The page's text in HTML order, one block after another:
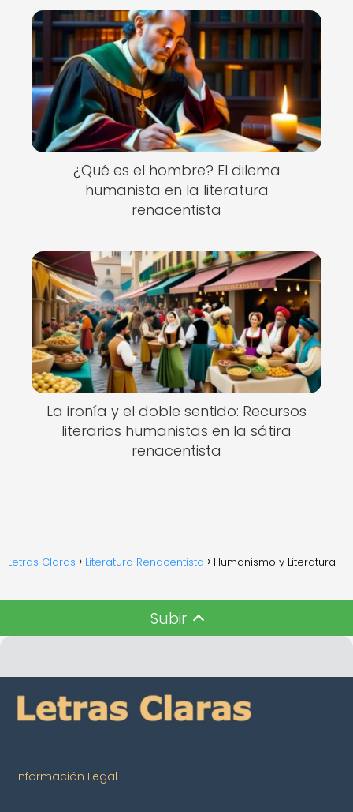
¿Qué es el hombre? El dilema
humanista en la literatura
renacentista
La ironía y el doble sentido: Recursos
literarios humanistas en la sátira
renacentista
Letras Claras Literatura Renacentista Humanismo y Literatura
Subir
Información Legal